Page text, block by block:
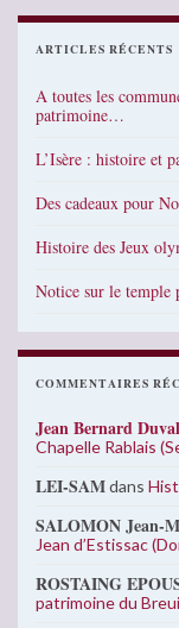
ARTICLES RÉCENTS
A toutes les
patrimoine…
L’Isère : histoire et
Des cadeaux pour
Histoire des Jeux
Notice sur le temple
COMMENTAIRES
Jean Bernard Duval
Chapelle Rablais
LEI-SAMdans
SALOMON Jean-
Jean d’Estissac
ROSTAING
patrimoine du